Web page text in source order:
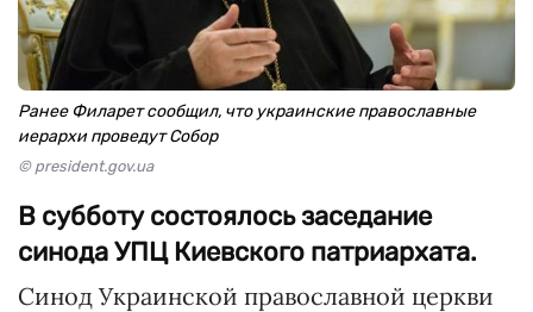
Ранее Филарет сообщил, что украинские православные
иерархи проведут Собор
© president.gov.ua
В субботу состоялось заседание
синода УПЦ Киевского патриархата.
Синод Украинской православной церкви